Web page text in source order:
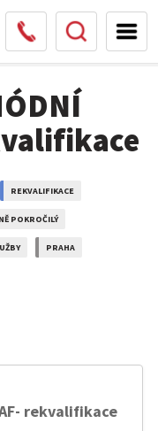
REKVALIFIKACE
POKROČILÝ
PRAHA
rekvalifikace